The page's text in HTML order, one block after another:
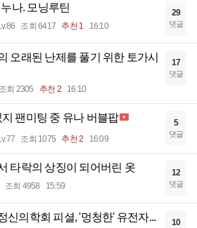
나. 모닝루틴
조회 6417 추천 1 16:10
29
댓글
오래된 난제를 풀기 위한 토가시
조회 2305 추천 2 16:10
17
댓글
지 팬미팅 중 유나 버블팝
조회 1075 추천 2 16:09
5
댓글
타락의 상징이 되어버린 옷
조회 4958 15:59
12
댓글
신의학회 피셜, '멍청한' 유전자... 10